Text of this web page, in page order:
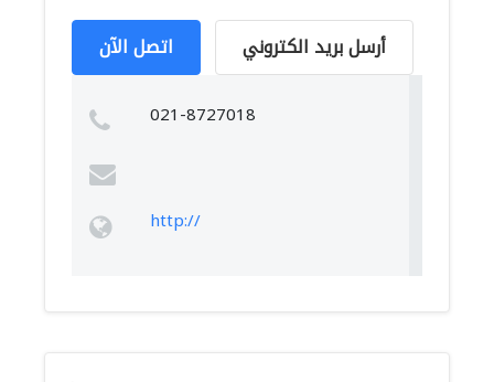
اتصل الآن أرسل بريد الكتروني
021-8727018
http://